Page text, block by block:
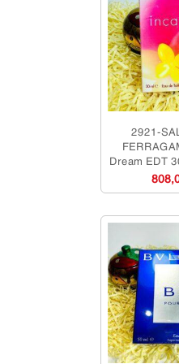
2921-
Dream EDT
nữ-